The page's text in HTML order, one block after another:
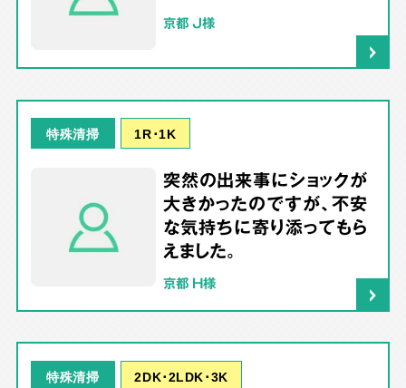
京都 J様
特殊清掃 1R･1K
突然の出来事にショックが
大きかったのですが、不安
な気持ちに寄り添ってもら
えました。
京都 H様
特殊清掃 2DK･2LDK･3K